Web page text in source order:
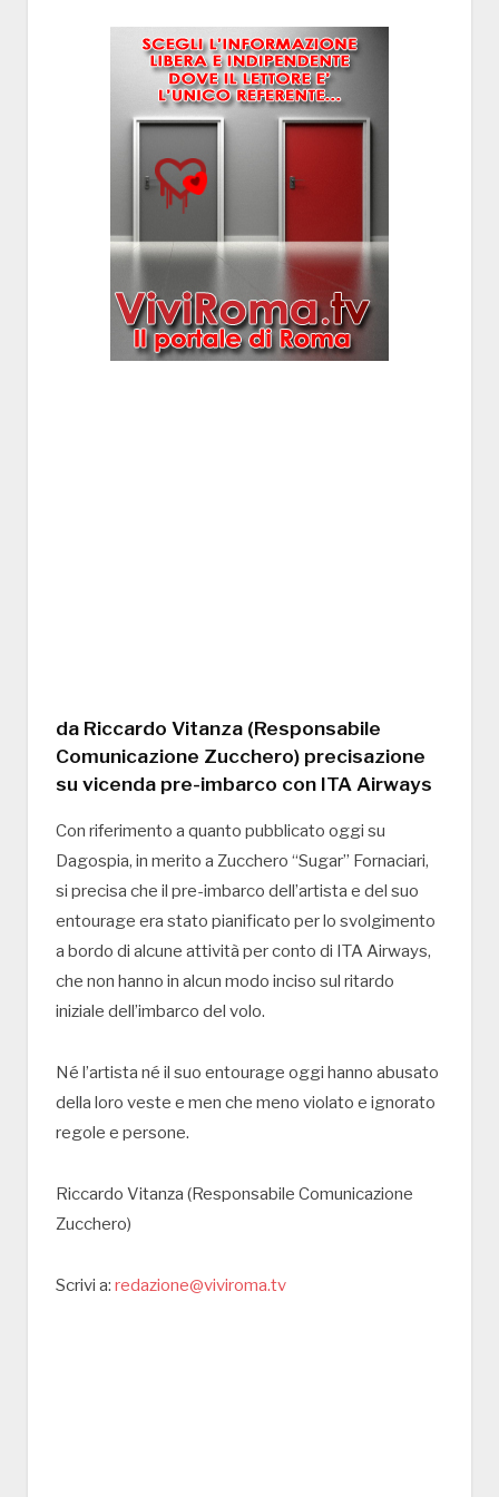
da Riccardo Vitanza (Responsabile
Comunicazione Zucchero) precisazione
su vicenda pre-imbarco con ITA Airways
Con riferimento a quanto pubblicato oggi su
Dagospia, in merito a Zucchero “Sugar” Fornaciari,
si precisa che il pre-imbarco dell’artista e del suo
entourage era stato pianificato per lo svolgimento
a bordo di alcune attività per conto di ITA Airways,
che non hanno in alcun modo inciso sul ritardo
iniziale dell’imbarco del volo.
Né l’artista né il suo entourage oggi hanno abusato
della loro veste e men che meno violato e ignorato
regole e persone.
Riccardo Vitanza (Responsabile Comunicazione
Zucchero)
Scrivi a: redazione@viviroma.tv